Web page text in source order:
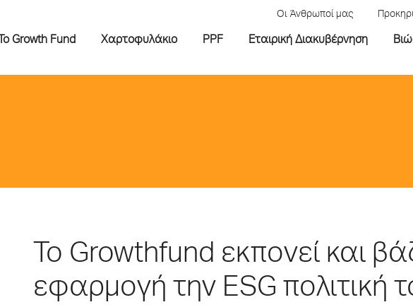
Οι Άνθρωποί μας
Το Growth Fund Χαρτοφυλάκιο PPF Εταιρική Διακυβέρνηση
To Growthfund εκπονεί και
εφαρμογή την ESG πολιτική